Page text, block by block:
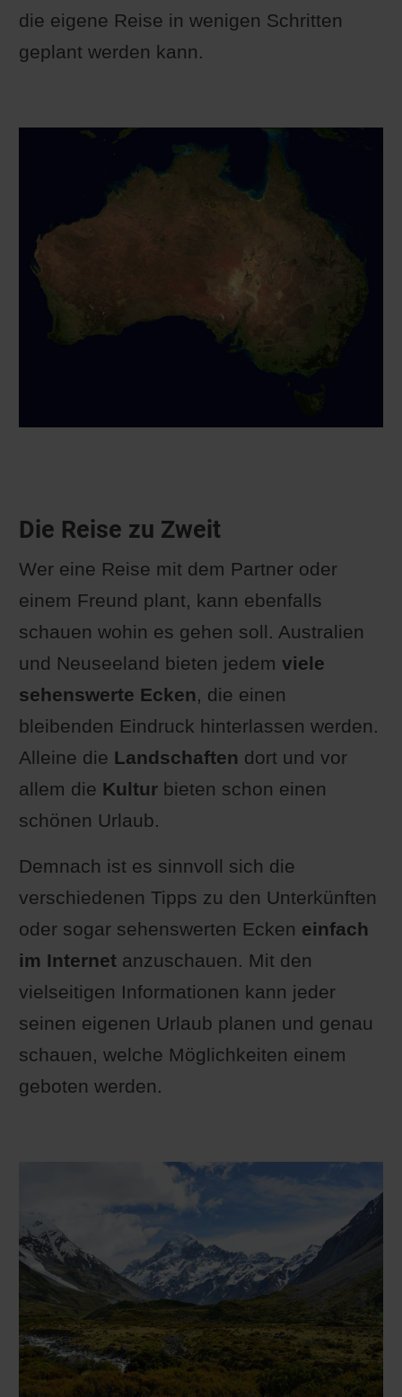
die eigene Reise in wenigen Schritten
geplant werden kann.
Die Reise zu Zweit
Wer eine Reise mit dem Partner oder
einem Freund plant, kann ebenfalls
schauen wohin es gehen soll. Australien
und Neuseeland bieten jedem viele
sehenswerte Ecken, die einen
bleibenden Eindruck hinterlassen werden.
Alleine die Landschaften dort und vor
allem die Kulturbieten schon einen
schönen Urlaub.
Demnach ist es sinnvoll sich die
verschiedenen Tipps zu den Unterkünften
oder sogar sehenswerten Ecken einfach
im Internetanzuschauen. Mit den
vielseitigen Informationen kann jeder
seinen eigenen Urlaub planen und genau
schauen, welche Möglichkeiten einem
geboten werden.